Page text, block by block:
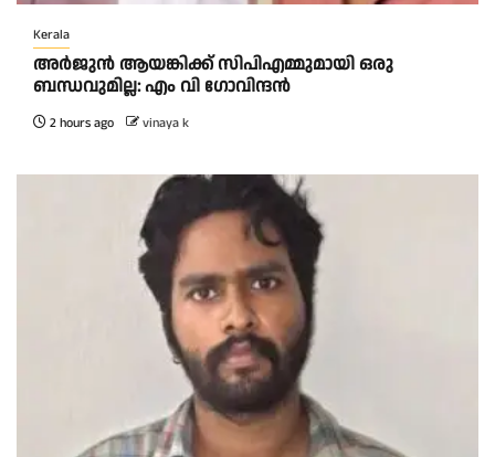
Kerala
അര്‍ജുന്‍ ആയങ്കിക്ക് സിപിഎമ്മുമായി ഒരു
ബന്ധവുമില്ല: എം വി ഗോവിന്ദന്‍
2 hours ago vinaya k